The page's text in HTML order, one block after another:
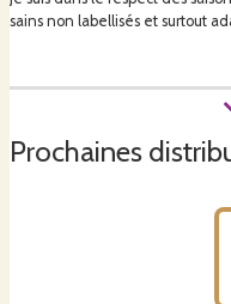
sains non labellisés et surtout
IL M ARRIVE DE MANQUER
du meme groupe que moi qui
cassis par exemple.
Prochaines